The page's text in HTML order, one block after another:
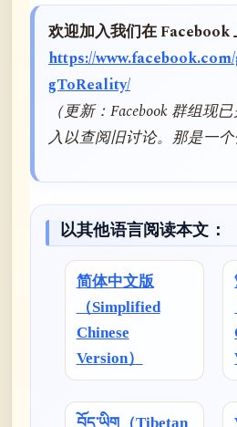
欢迎加入我们在 Facebook
https://
gToReality/
（更新：Facebook 群组现
入以查阅旧讨论。那是一个
以其他语言阅读本文：
简体中文版
（Simplified
Chinese
Version）
བོད་ཡིག（Tibetan